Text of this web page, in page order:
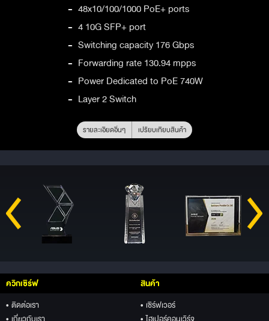
- 48x10/100/1000 PoE+ ports
- 4 10G SFP+ port
- Switching capacity 176 Gbps
- Forwarding rate 130.94 mpps
- Power Dedicated to PoE 740W
- Layer 2 Switch
รายละเอียดอื่นๆ เปรียบเทียบสินค้า
ควิกเซิร์ฟ
• ติดต่อเรา
สินค้า
• เซิร์ฟเวอร์